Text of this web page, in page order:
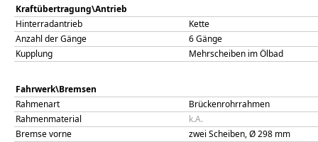
Kraftübertragung\Antrieb
Hinterradantrieb
Kette
Anzahl der Gänge
6 Gänge
Kupplung
Mehrscheiben im Ölbad
Fahrwerk\Bremsen
Rahmenart
Brückenrohrrahmen
Rahmenmaterial
k.A.
Bremse vorne
zwei Scheiben, Ø 298 mm